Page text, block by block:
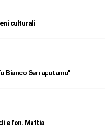
culturali
Bianco Serrapotamo”
e l’on. Mattia